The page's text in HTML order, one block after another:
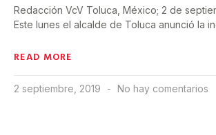
Redacción VcV Toluca, México; 2 de
Este lunes el alcalde de Toluca anunció la
READ MORE
2 septiembre, 2019 No hay comentarios